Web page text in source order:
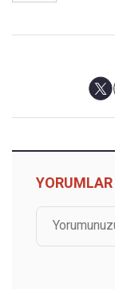
YORUMLAR